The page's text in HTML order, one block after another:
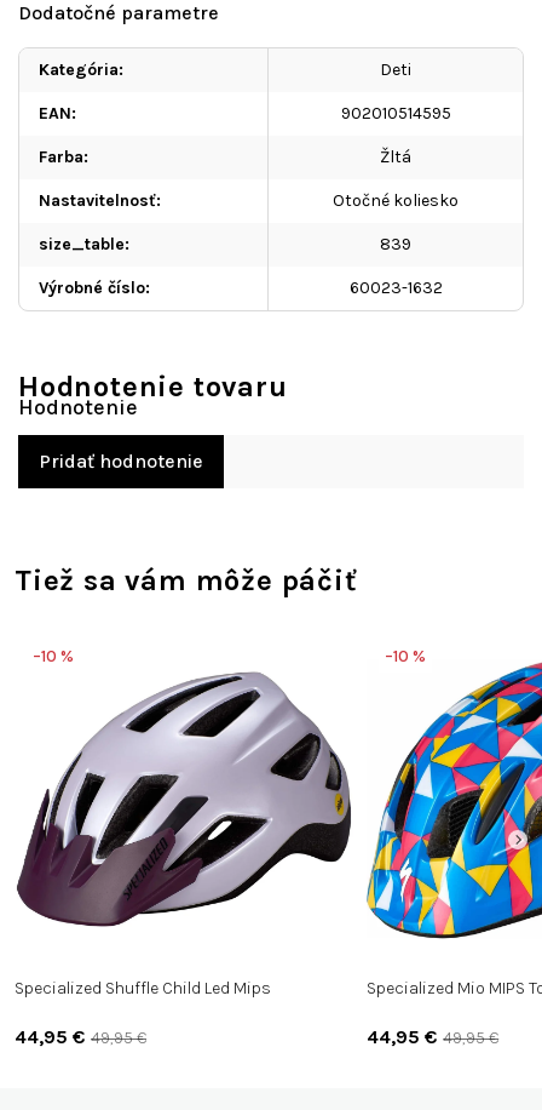
Dodatočné parametre
Kategória: Deti
EAN: 902010514595
Farba: Žltá
Nastavitelnosť: Otočné koliesko
size_table: 839
Výrobné číslo: 60023-1632
Hodnotenie tovaru
Pridať hodnotenie
Tiež sa vám môže páčiť
–10 %
Specialized Shuffle Child Led Mips
44,95 € 49,95 €
–10 %
Specialized Mio MIPS
44,95 € 49,95 €